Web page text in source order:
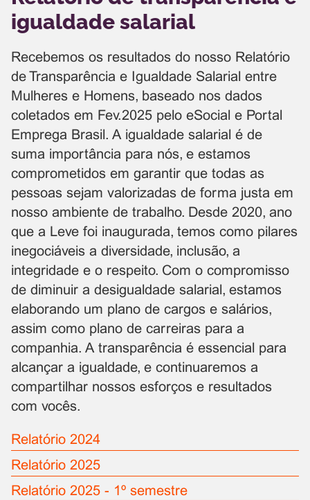
igualdade salarial
Recebemos os resultados do nosso Relatório
de Transparência e Igualdade Salarial entre
Mulheres e Homens, baseado nos dados
coletados em Fev.2025 pelo eSocial e Portal
Emprega Brasil. A igualdade salarial é de
suma importância para nós, e estamos
comprometidos em garantir que todas as
pessoas sejam valorizadas de forma justa em
nosso ambiente de trabalho. Desde 2020, ano
que a Leve foi inaugurada, temos como pilares
inegociáveis a diversidade, inclusão, a
integridade e o respeito. Com o compromisso
de diminuir a desigualdade salarial, estamos
elaborando um plano de cargos e salários,
assim como plano de carreiras para a
companhia. A transparência é essencial para
alcançar a igualdade, e continuaremos a
compartilhar nossos esforços e resultados
com vocês.
Relatório 2024
Relatório 2025
Relatório 2025 - 1º semestre